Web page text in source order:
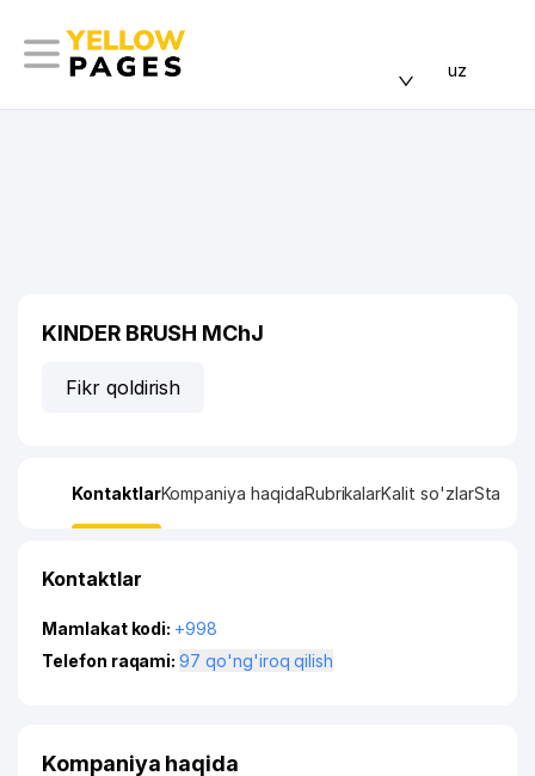
uz
KINDER BRUSH MChJ
Fikr qoldirish
KontaktlarKompaniya haqidaRubrikalarKalit so'zlar
Kontaktlar
Mamlakat kodi: +998
Telefon raqami:
97 qo'ng'iroq qilish
Kompaniya haqida